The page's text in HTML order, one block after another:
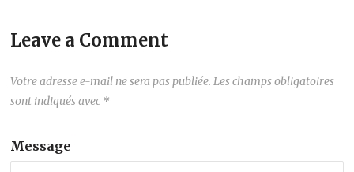
Leave a Comment
Votre adresse e-mail ne sera pas publiée. Les champs obligatoires
sont indiqués avec *
Message